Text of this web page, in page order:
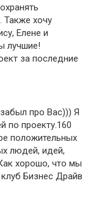
Также хочу
Елене и
лучшие!
за последние
про Вас))) Я
по проекту.160
положительных
людей, идей,
хорошо, что мы
Бизнес Драйв